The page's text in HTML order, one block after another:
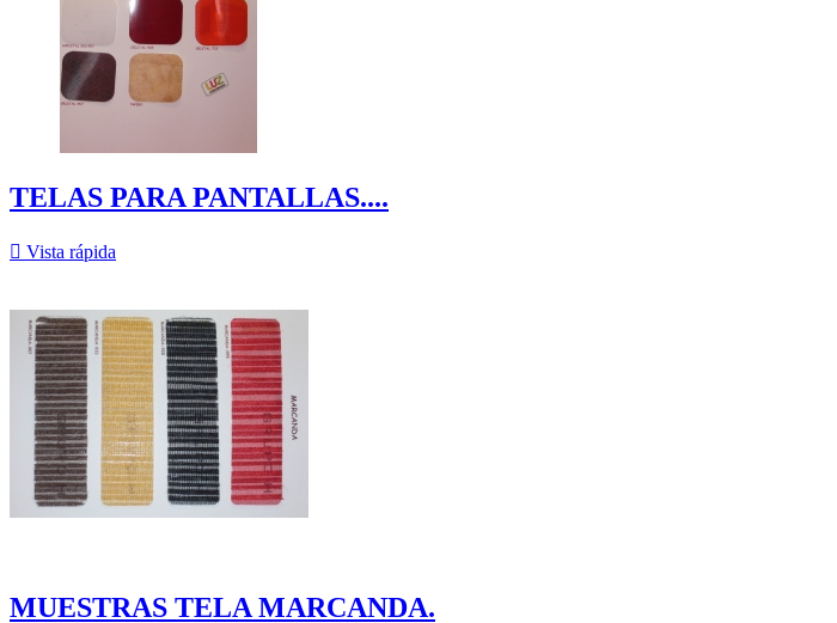
TELAS PARA PANTALLAS....
 Vista rápida
MUESTRAS TELA MARCANDA.